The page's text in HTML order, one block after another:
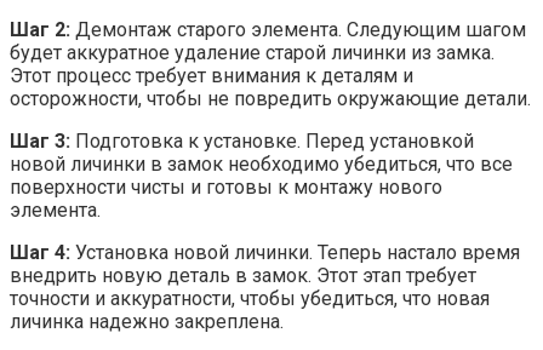
Шаг 2: Демонтаж старого элемента. Следующим шагом
будет аккуратное удаление старой личинки из замка.
Этот процесс требует внимания к деталям и
осторожности, чтобы не повредить окружающие детали.
Шаг 3: Подготовка к установке. Перед установкой
новой личинки в замок необходимо убедиться, что все
поверхности чисты и готовы к монтажу нового
элемента.
Шаг 4: Установка новой личинки. Теперь настало время
внедрить новую деталь в замок. Этот этап требует
точности и аккуратности, чтобы убедиться, что новая
личинка надежно закреплена.